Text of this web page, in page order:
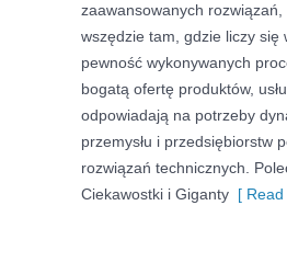
zaawansowanych
wszędzie tam, gdzie liczy się
pewność wykonywanych
bogatą ofertę produktów,
odpowiadają na potrzeby
przemysłu i przedsiębiorstw
rozwiązań technicznych.
Ciekawostki i Giganty [